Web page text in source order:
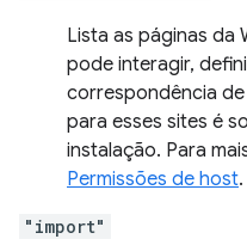
Lista as páginas da
pode interagir,
correspondência de
para esses sites é
instalação. Para
Permissões de host.
"import"